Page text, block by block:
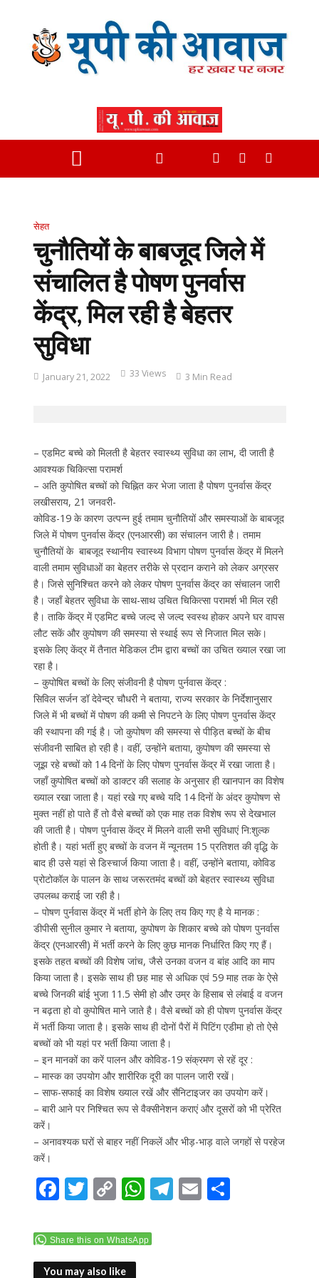
सेहत
चुनौतियों के बाबजूद जिले में
संचालित है पोषण पुनर्वास
केंद्र, मिल रही है बेहतर
सुविधा
January 21, 2022 33 Views 3 Min Read
– एडमिट बच्चे को मिलती है बेहतर स्वास्थ्य सुविधा का लाभ, दी जाती है
आवश्यक चिकित्सा परामर्श
– अति कुपोषित बच्चों को चिह्नित कर भेजा जाता है पोषण पुनर्वास केंद्र
लखीसराय, 21 जनवरी-
कोविड-19 के कारण उत्पन्न हुई तमाम चुनौतियों और समस्याओं के बाबजूद
जिले में पोषण पुनर्वास केंद्र (एनआरसी) का संचालन जारी है। तमाम
चुनौतियों के बाबजूद स्थानीय स्वास्थ्य विभाग पोषण पुनर्वास केंद्र में मिलने
वाली तमाम सुविधाओं का बेहतर तरीके से प्रदान कराने को लेकर अग्रसर
है। जिसे सुनिश्चित करने को लेकर पोषण पुनर्वास केंद्र का संचालन जारी
है। जहाँ बेहतर सुविधा के साथ-साथ उचित चिकित्सा परामर्श भी मिल रही
है। ताकि केंद्र में एडमिट बच्चे जल्द से जल्द स्वस्थ होकर अपने घर वापस
लौट सकें और कुपोषण की समस्या से स्थाई रूप से निजात मिल सके।
इसके लिए केंद्र में तैनात मेडिकल टीम द्वारा बच्चों का उचित ख्याल रखा जा
रहा है।
– कुपोषित बच्चों के लिए संजीवनी है पोषण पुर्नवास केंद्र :
सिविल सर्जन डॉ देवेन्द्र चौधरी ने बताया, राज्य सरकार के निर्देशानुसार
जिले में भी बच्चों में पोषण की कमी से निपटने के लिए पोषण पुनर्वास केंद्र
की स्थापना की गई है। जो कुपोषण की समस्या से पीड़ित बच्चों के बीच
संजीवनी साबित हो रही है। वहीं, उन्होंने बताया, कुपोषण की समस्या से
जूझ रहे बच्चों को 14 दिनों के लिए पोषण पुनर्वास केंद्र में रखा जाता है।
जहाँ कुपोषित बच्चों को डाक्टर की सलाह के अनुसार ही खानपान का विशेष
ख्याल रखा जाता है। यहां रखे गए बच्चे यदि 14 दिनों के अंदर कुपोषण से
मुक्त नहीं हो पाते हैं तो वैसे बच्चों को एक माह तक विशेष रूप से देखभाल
की जाती है। पोषण पुर्नवास केंद्र में मिलने वाली सभी सुविधाएं नि:शुल्क
होती है। यहां भर्ती हुए बच्चों के वजन में न्यूनतम 15 प्रतिशत की वृद्धि के
बाद ही उसे यहां से डिस्चार्ज किया जाता है। वहीं, उन्होंने बताया, कोविड
प्रोटोकॉल के पालन के साथ जरूरतमंद बच्चों को बेहतर स्वास्थ्य सुविधा
उपलब्ध कराई जा रही है।
– पोषण पुर्नवास केंद्र में भर्ती होने के लिए तय किए गए है ये मानक :
डीपीसी सुनील कुमार ने बताया, कुपोषण के शिकार बच्चे को पोषण पुनर्वास
केंद्र (एनआरसी) में भर्ती करने के लिए कुछ मानक निर्धारित किए गए हैं।
इसके तहत बच्चों की विशेष जांच, जैसे उनका वजन व बांह आदि का माप
किया जाता है। इसके साथ ही छह माह से अधिक एवं 59 माह तक के ऐसे
बच्चे जिनकी बांई भुजा 11.5 सेमी हो और उम्र के हिसाब से लंबाई व वजन
न बढ़ता हो वो कुपोषित माने जाते है। वैसे बच्चों को ही पोषण पुनर्वास केंद्र
में भर्ती किया जाता है। इसके साथ ही दोनों पैरों में पिटिंग एडीमा हो तो ऐसे
बच्चों को भी यहां पर भर्ती किया जाता है।
– इन मानकों का करें पालन और कोविड-19 संक्रमण से रहें दूर :
– मास्क का उपयोग और शारीरिक दूरी का पालन जारी रखें।
– साफ-सफाई का विशेष ख्याल रखें और सैनिटाइजर का उपयोग करें।
– बारी आने पर निश्चित रूप से वैक्सीनेशन कराएं और दूसरों को भी प्रेरित
करें।
– अनावश्यक घरों से बाहर नहीं निकलें और भीड़-भाड़ वाले जगहों से परहेज
करें।
F
ac
e
b
T
w
itt
er
C
o
p
y
W
h
at
T
el
E
m
S
Share this on WhatsApp
You may also like